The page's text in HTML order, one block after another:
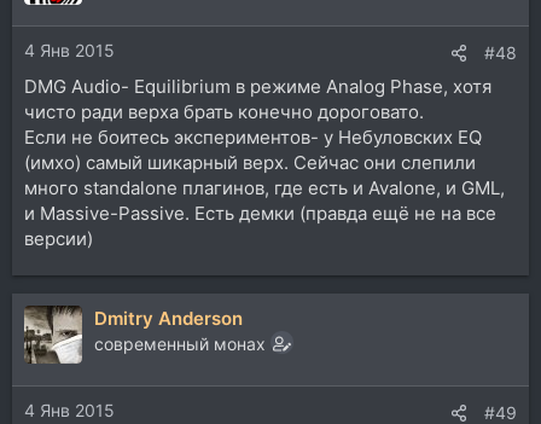
4 Янв 2015 #48
DMG Audio- Equilibrium в режиме Analog Phase, хотя
чисто ради верха брать конечно дороговато.
Если не боитесь экспериментов- у Небуловских EQ
(имхо) самый шикарный верх. Сейчас они слепили
много standalone плагинов, где есть и Avalone, и GML,
и Massive-Passive. Есть демки (правда ещё не на все
версии)
Dmitry Anderson
современный монах
4 Янв 2015 #49